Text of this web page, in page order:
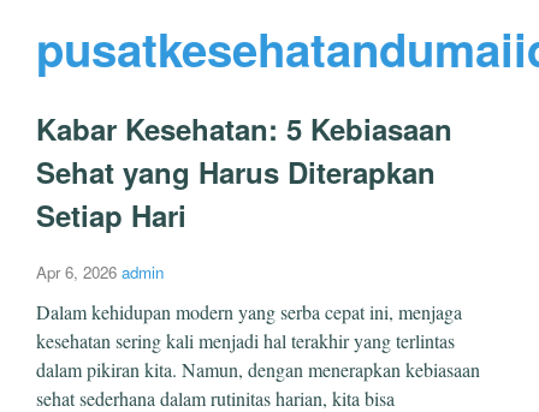
Kabar Kesehatan: 5 Kebiasaan
Sehat yang Harus Diterapkan
Setiap Hari
Apr 6, 2026 admin
Dalam kehidupan modern yang serba cepat ini, menjaga
kesehatan sering kali menjadi hal terakhir yang terlintas
dalam pikiran kita. Namun, dengan menerapkan kebiasaan
sehat sederhana dalam rutinitas harian, kita bisa